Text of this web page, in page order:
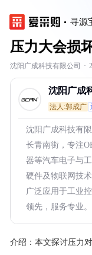
寻源
压力大会损
沈阳广成科技有限公司 ·
沈阳广成
法人:郭成广
沈阳广成科技有
长青南街，专注
器等汽车电子与
硬件及物联网技
广泛应用于工业
领先，服务专业。
介绍： 本文探讨压力